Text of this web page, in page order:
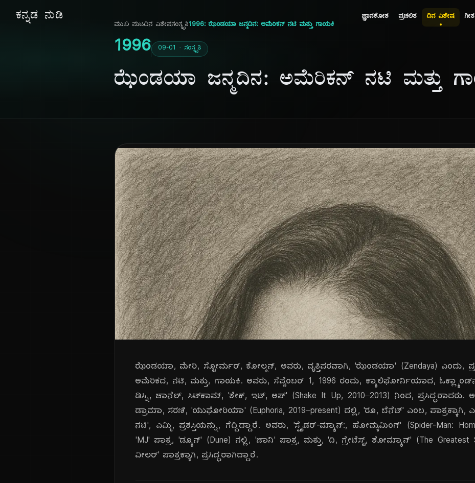
ಕನ್ನಡ ನುಡಿ ಜ್ಞಾನಕೋಶ ಪ್ರಚಲಿತ ದಿನ ವಿಶೇಷ
ಮುಖ ಪುಟದಿನ ವಿಶೇಷಸಂಸ್ಕೃತಿ1996: ಝೆಂಡಯಾ ಜನ್ಮದಿನ: ಅಮೆರಿಕನ್ ನಟಿ ಮತ್ತು ಗಾಯಕಿ
1996 09-01 · ಸಂಸ್ಕೃತಿ
ಝೆಂಡಯಾ ಜನ್ಮದಿನ: ಅಮೆರಿಕನ್ ನಟಿ ಮತ್ತು
ಝೆಂಡಯಾ, ಮೇರಿ, ಸ್ಟೋರ್ಮರ್, ಕೋಲ್ಮನ್, ಅವರು, ವೃತ್ತಿಪರವಾಗಿ, 'ಝೆಂಡಯಾ' (Zendaya) ಎಂದು,
ಅಮೆರಿಕದ, ನಟಿ, ಮತ್ತು, ಗಾಯಕಿ. ಅವರು, ಸೆಪ್ಟೆಂಬರ್ 1, 1996 ರಂದು, ಕ್ಯಾಲಿಫೋರ್ನಿಯಾದ,
ಡಿಸ್ನಿ, ಚಾನೆಲ್, ಸಿಟ್‌ಕಾಮ್, 'ಶೇಕ್, ಇಟ್, ಅಪ್' (Shake It Up, 2010–2013) ನಿಂದ, ಪ್ರಸಿದ್ಧರಾದರು.
ಡ್ರಾಮಾ, ಸರಣಿ, 'ಯುಫೋರಿಯಾ' (Euphoria, 2019–present) ದಲ್ಲಿ, 'ರೂ, ಬೆನೆಟ್' ಎಂಬ, ಪಾತ್ರಕ್ಕಾಗಿ,
ನಟಿ', ಎಮ್ಮಿ, ಪ್ರಶಸ್ತಿಯನ್ನು, ಗೆದ್ದಿದ್ದಾರೆ. ಅವರು, 'ಸ್ಪೈಡರ್-ಮ್ಯಾನ್:, ಹೋಮ್ಕಮಿಂಗ್' (Spider-Man:
'MJ' ಪಾತ್ರ, 'ಡ್ಯೂನ್' (Dune) ನಲ್ಲಿ, 'ಚಾನಿ' ಪಾತ್ರ, ಮತ್ತು, 'ದಿ, ಗ್ರೇಟೆಸ್ಟ್, ಶೋಮ್ಯಾನ್' (The Greatest
ವೀಲರ್' ಪಾತ್ರಕ್ಕಾಗಿ, ಪ್ರಸಿದ್ಧರಾಗಿದ್ದಾರೆ.